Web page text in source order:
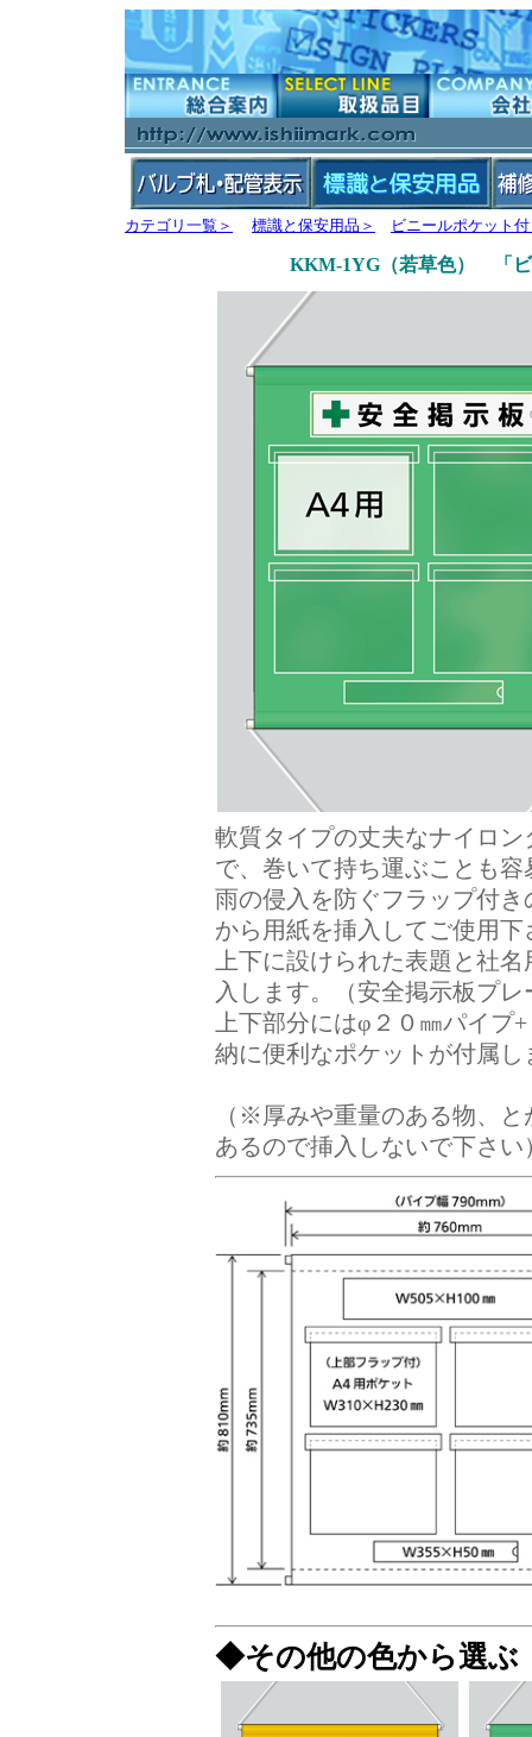
カテゴリ一覧＞ 標識と保安用品＞ ビニールポケット
KKM-1YG（若草色） 「ビ
軟質タイプの丈夫なナイロ
で、巻いて持ち運ぶことも容
雨の侵入を防ぐフラップ付
から用紙を挿入してご使用下
上下に設けられた表題と社
入します。（安全掲示板プレ
上下部分にはφ２０㎜パイプ
納に便利なポケットが付属し
（※厚みや重量のある物、
あるので挿入しないで下さい
◆その他の色から選ぶ